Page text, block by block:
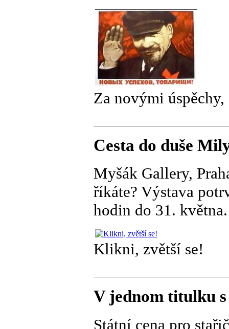
Za novými
Cesta do duše
Myšák Gallery,
říkáte? Výstava
hodin do 31.
Klikni, zvětší se!
V jednom titulku
Státní cena pro